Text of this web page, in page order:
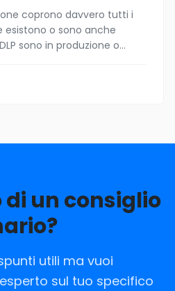
coprono davvero tutti i
esistono o sono anche
sono in produzione o
di un consiglio
utili ma vuoi
sul tuo specifico